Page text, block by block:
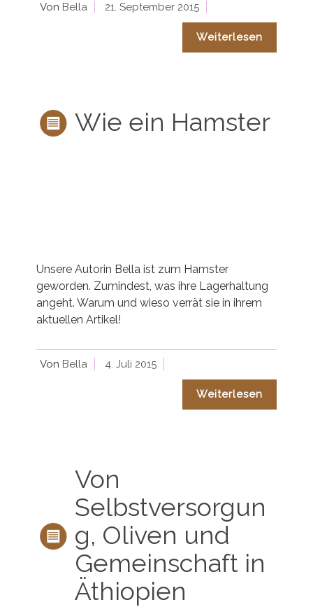
Von Bella 21. September 2015
Weiterlesen
Wie ein Hamster
Unsere Autorin Bella ist zum Hamster
geworden. Zumindest, was ihre Lagerhaltung
angeht. Warum und wieso verrät sie in ihrem
aktuellen Artikel!
Von Bella 4. Juli 2015
Weiterlesen
Von
Selbstversorgun
g, Oliven und
Gemeinschaft in
Äthiopien